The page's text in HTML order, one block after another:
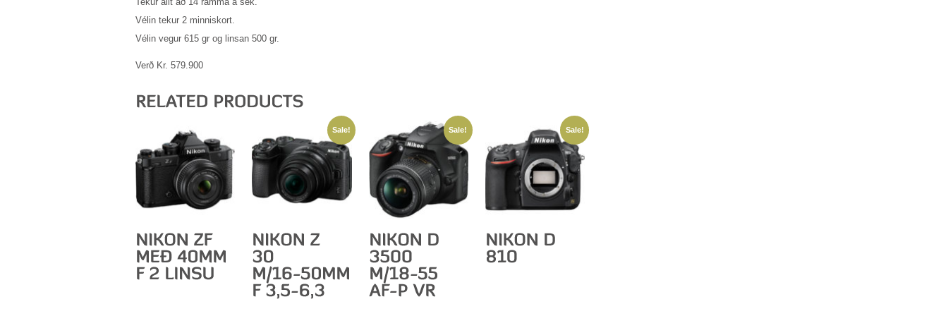
Vélin tekur 2 minniskort.
Vélin vegur 615 gr og linsan 500 gr.
Verð Kr. 579.900
Sale! Sale! Sale!